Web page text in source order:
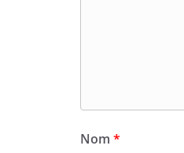
Nom *